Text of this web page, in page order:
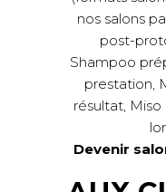
nos salons
post-
Shampoo
prestation,
résultat,
Devenir